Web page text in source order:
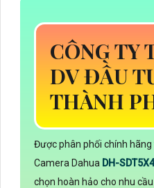
CÔNG TY
DV ĐẦU
THÀNH
Được phân phối chính
Camera Dahua DH-
chọn hoàn hảo cho nhu